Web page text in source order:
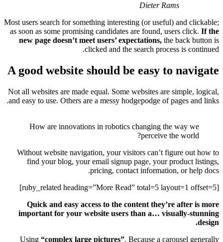
Dieter Rams
Most users search for something interesting (or useful) and clickable;
as soon as some promising candidates are found, users click. If the
new page doesn’t meet users’ expectations, the back button is
clicked and the search process is continued.
A good website should be easy to navigate
Not all websites are made equal. Some websites are simple, logical,
and easy to use. Others are a messy hodgepodge of pages and links.
How are innovations in robotics changing the way we
perceive the world?
Without website navigation, your visitors can’t figure out how to
find your blog, your email signup page, your product listings,
pricing, contact information, or help docs.
[ruby_related heading=”More Read” total=5 layout=1 offset=5]
Quick and easy access to the content they’re after is more
important for your website users than a… visually-stunning
design.
Using “complex large pictures”. Because a carousel generally